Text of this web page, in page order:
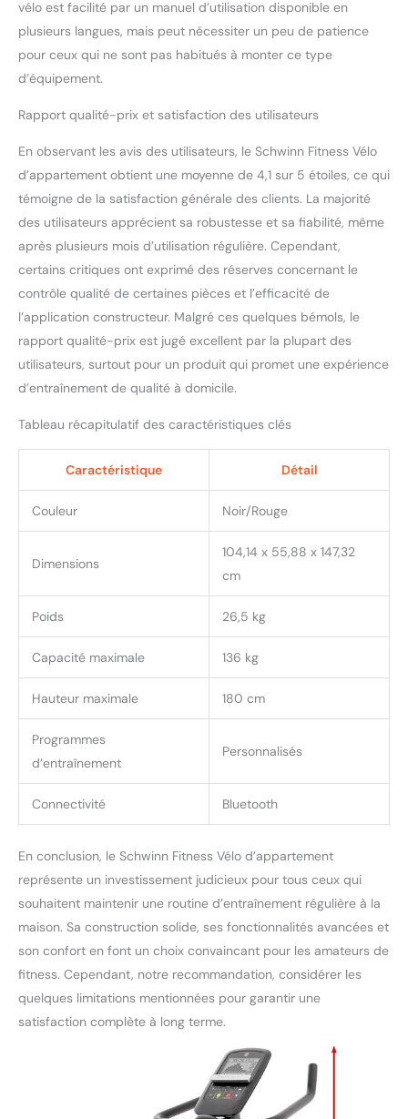
vélo est facilité par un manuel d’utilisation disponible en
plusieurs langues, mais peut nécessiter un peu de patience
pour ceux qui ne sont pas habitués à monter ce type
d’équipement.
Rapport qualité-prix et satisfaction des utilisateurs
En observant les avis des utilisateurs, le Schwinn Fitness Vélo
d’appartement obtient une moyenne de 4,1 sur 5 étoiles, ce qui
témoigne de la satisfaction générale des clients. La majorité
des utilisateurs apprécient sa robustesse et sa fiabilité, même
après plusieurs mois d’utilisation régulière. Cependant,
certains critiques ont exprimé des réserves concernant le
contrôle qualité de certaines pièces et l’efficacité de
l’application constructeur. Malgré ces quelques bémols, le
rapport qualité-prix est jugé excellent par la plupart des
utilisateurs, surtout pour un produit qui promet une expérience
d’entraînement de qualité à domicile.
Tableau récapitulatif des caractéristiques clés
Caractéristique Détail
Couleur Noir/Rouge
Dimensions
104,14 x 55,88 x 147,32
cm
Poids 26,5 kg
Capacité maximale 136 kg
Hauteur maximale 180 cm
Programmes
d’entraînement
Personnalisés
Connectivité Bluetooth
En conclusion, le Schwinn Fitness Vélo d’appartement
représente un investissement judicieux pour tous ceux qui
souhaitent maintenir une routine d’entraînement régulière à la
maison. Sa construction solide, ses fonctionnalités avancées et
son confort en font un choix convaincant pour les amateurs de
fitness. Cependant, notre recommandation, considérer les
quelques limitations mentionnées pour garantir une
satisfaction complète à long terme.